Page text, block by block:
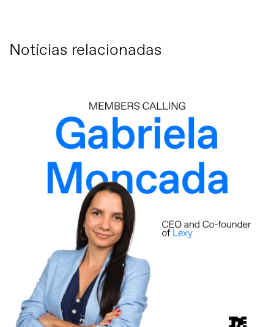
Notícias relacionadas